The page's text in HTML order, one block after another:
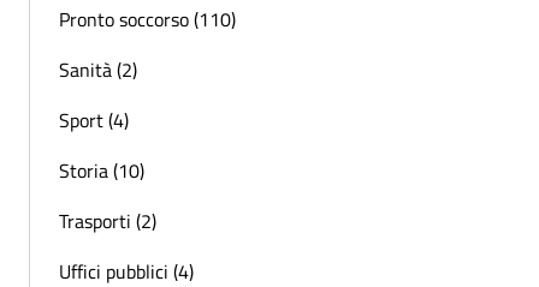
Pronto soccorso (110)
Sanità (2)
Sport (4)
Storia (10)
Trasporti (2)
Uffici pubblici (4)